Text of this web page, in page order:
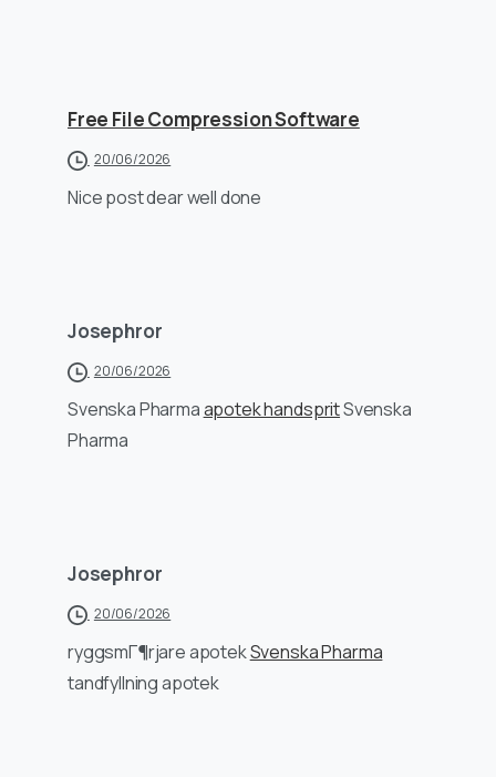
Free File Compression Software
20/06/2026
Nice post dear well done
Josephror
20/06/2026
Svenska Pharmaapotek handspritSvenska
Pharma
Josephror
20/06/2026
ryggsmГ¶rjare apotekSvenska Pharma
tandfyllning apotek